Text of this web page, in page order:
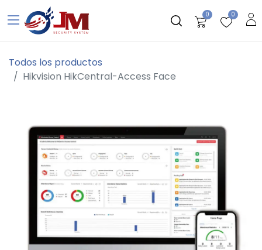
0 0
Todos los productos
Hikvision HikCentral-Access Face